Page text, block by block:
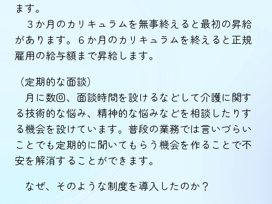
ます。
３か月のカリキュラムを無事終えると最初の昇給
があります。６か月のカリキュラムを終えると正規
雇用の給与額まで昇給します。
（定期的な面談）
月に数回、面談時間を設けるなどして介護に関す
る技術的な悩み、精神的な悩みなどを相談したりす
る機会を設けています。普段の業務では言いづらい
ことでも定期的に聞いてもらう機会を作ることで不
安を解消することができます。
なぜ、そのような制度を導入したのか？